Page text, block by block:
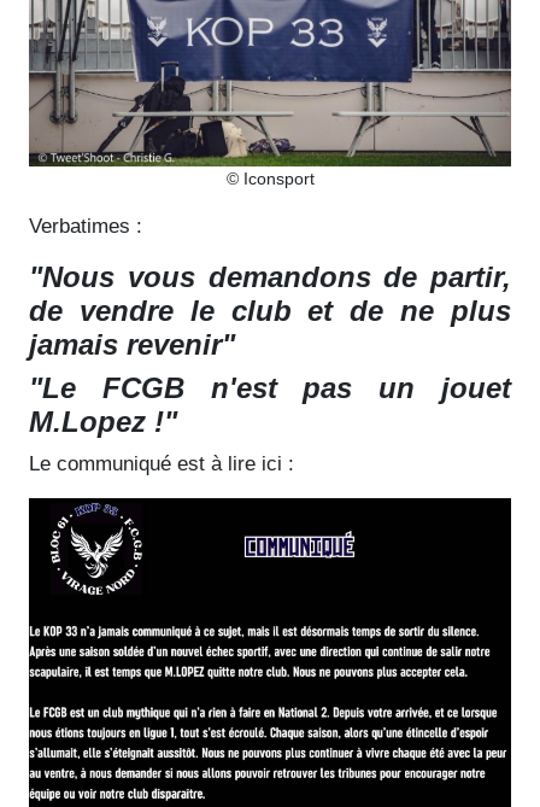
© Iconsport
Verbatimes :
"Nous vous demandons de partir,
de vendre le club et de ne plus
jamais revenir"
"Le FCGB n'est pas un jouet
M.Lopez !"
Le communiqué est à lire ici :